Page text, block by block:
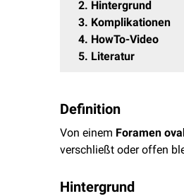
2 Hintergrund
3 Komplikationen
4 HowTo-Video
5 Literatur
Definition
Von einem Foramen
verschließt oder offen
Hintergrund